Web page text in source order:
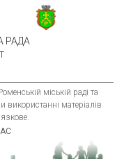
РАДА
міській раді та
матеріалів